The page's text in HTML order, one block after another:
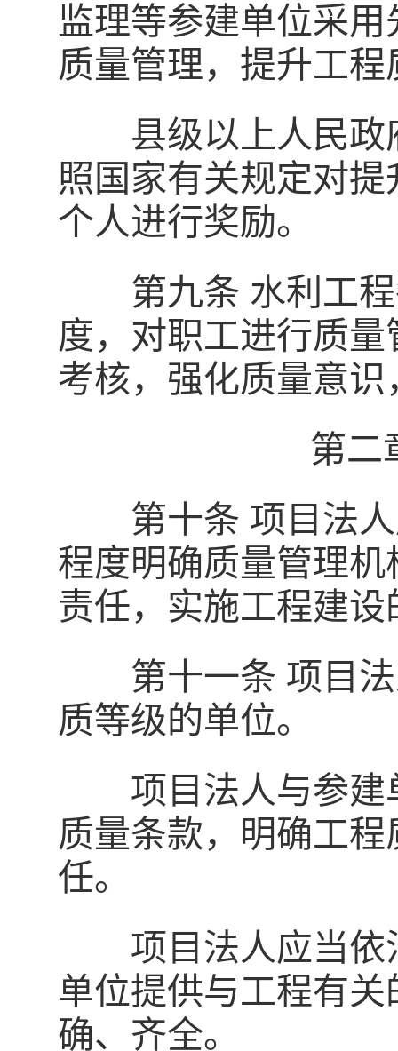
监理等参建单位采
质量管理，提升工
县级以上人民政
照国家有关规定对
个人进行奖励。
第九条 水利工程
度，对职工进行质
考核，强化质量意
第二
第十条 项目法人
程度明确质量管理
责任，实施工程建
第十一条 项目法
质等级的单位。
项目法人与参建
质量条款，明确工
任。
项目法人应当依
单位提供与工程有
确、齐全。